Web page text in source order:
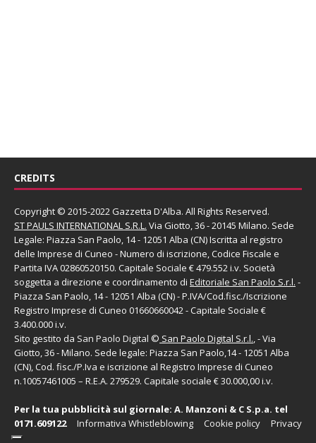
CREDITS
Copyright © 2015-2022 Gazzetta D'Alba. All Rights Reserved.
ST PAULS INTERNATIONAL S.R.L. Via Giotto, 36 - 20145 Milano. Sede
Legale: Piazza San Paolo, 14 - 12051 Alba (CN) Iscritta al registro
delle Imprese di Cuneo - Numero di iscrizione, Codice Fiscale e
Partita IVA 02860520150. Capitale Sociale € 479.552 i.v. Società
soggetta a direzione e coordinamento di Editoriale San Paolo S.r.l. -
Piazza San Paolo, 14 - 12051 Alba (CN) - P.IVA/Cod.fisc./Iscrizione
Registro Imprese di Cuneo 01660660042 - Capitale Sociale €
3.400.000 i.v.
Sito gestito da San Paolo Digital © San Paolo Digital S.r.l., - Via
Giotto, 36 - Milano. Sede legale: Piazza San Paolo,14 - 12051 Alba
(CN), Cod. fisc./P.Iva e iscrizione al Registro Imprese di Cuneo
n.10057461005 – R.E.A. 279529. Capitale sociale € 30.000,00 i.v.
Per la tua pubblicità sul giornale: A. Manzoni & C S.p.a. tel
0171.609122
Privacy
Cookie policy
Informativa Whistleblowing